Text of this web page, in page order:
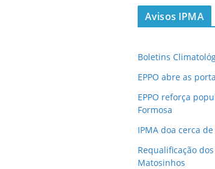
Avisos IPMA
Boletins
EPPO abre as
EPPO reforça
Formosa
IPMA doa cerca
Requalificação
Matosinhos